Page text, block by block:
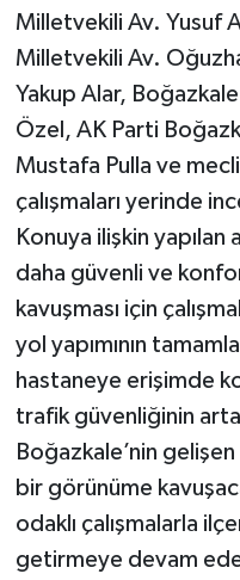
Milletvekili Av. Yusuf
Milletvekili Av.
Yakup Alar,
Özel, AK Parti
Mustafa Pulla ve
çalışmaları yerinde
Konuya ilişkin yapılan
daha güvenli ve
kavuşması için
yol yapımının
hastaneye erişimde
trafik güvenliğinin
Boğazkale’nin
bir görünüme
odaklı çalışmalarla
getirmeye devam
Sağlık